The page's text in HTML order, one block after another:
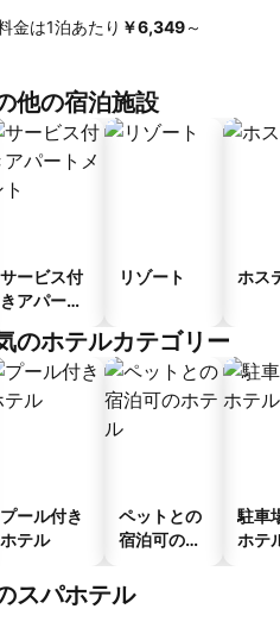
金は1泊あたり ‎￥6,349～
他の宿泊施設
サービス付
きアパート
リゾート ホス
ホテルカテゴリー
プール付き
ホテル
ペットとの
宿泊可のホ
駐車
ホテ
スパホテル